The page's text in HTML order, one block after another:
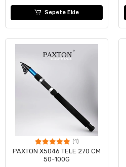
Sepete Ekle
(1)
PAXTON X5046 TELE 270 CM
50-100G